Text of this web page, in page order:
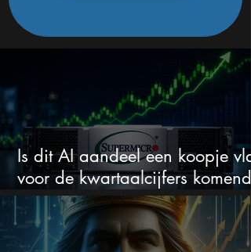
Is dit AI aandeel een koopje
voor de kwartaalcijfers komende
week?